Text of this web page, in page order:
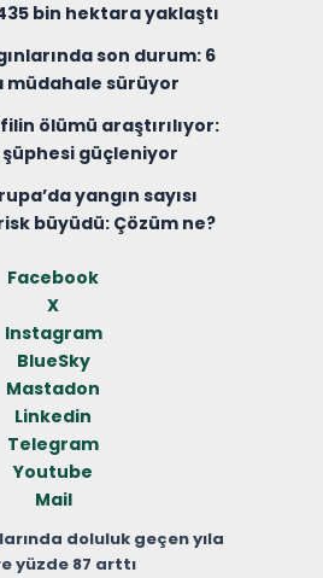
bin hektara yaklaştı
son durum: 6
müdahale sürüyor
filin ölümü araştırılıyor:
güçleniyor
yangın sayısı
büyüdü: Çözüm ne?
Facebook
X
Instagram
BlueSky
Mastadon
Linkedin
Telegram
Youtube
Mail
doluluk geçen yıla
yüzde 87 arttı